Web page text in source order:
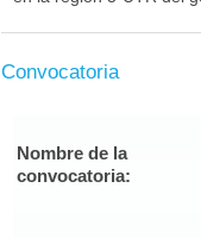
Convocatoria
Nombre de la
convocatoria: